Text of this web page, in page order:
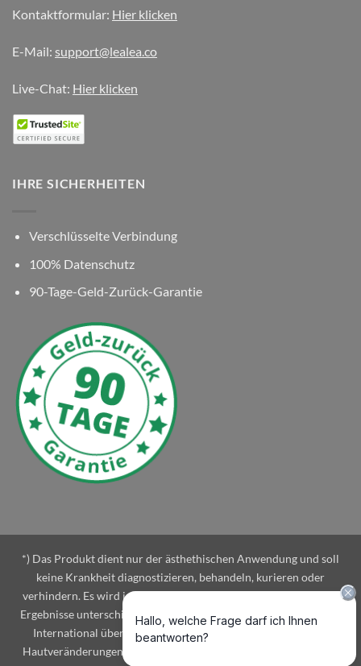
Kontaktformular: Hier klicken
E-Mail: support@lealea.co
Live-Chat: Hier klicken
IHRE SICHERHEITEN
Verschlüsselte Verbindung
100% Datenschutz
90-Tage-Geld-Zurück-Garantie
*) Das Produkt dient nur der ästhethischen Anwendung und soll
keine Krankheit diagnostizieren, behandeln, kurieren oder
verhindern. Es wird in Eigenverantwortung angewendet und die
Ergebnisse unterschiedlicher Personen können variieren. LeaLea
International übernimmt keine Haftung bei unerwünschten
Hautveränderungen. Für gewöhnlich führt der Einsatz zu einem